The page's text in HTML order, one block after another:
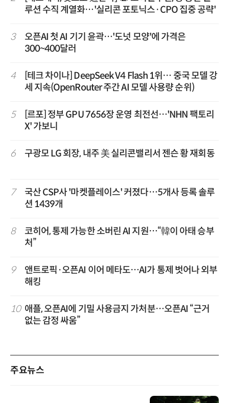
루션 수직 계열화…'실리콘 포토닉스·CPO 집중 공략'
3
오픈AI 첫 AI 기기 윤곽…'도넛 모양'에 가격은
300~400달러
4
[테크 차이나] DeepSeek V4 Flash 1위… 중국 모델 강
세 지속(OpenRouter 주간 AI 모델 사용량 순위)
5
[르포] 정부 GPU 7656장 운영 최전선…'NHN 팩토리
X' 가보니
6 구광모 LG 회장, 내주 美 실리콘밸리서 젠슨 황 재회동
7
국산 CSP사 '마켓플레이스' 커졌다…5개사 등록 솔루
션 1439개
8
코히어, 통제 가능한 소버린 AI 지원…“韓이 아태 승부
처”
9
앤트로픽·오픈AI 이어 메타도…AI가 통제 벗어나 외부
해킹
10 애플, 오픈AI에 기밀 사용금지 가처분…오픈AI “근거
없는 감정 싸움”
주요뉴스